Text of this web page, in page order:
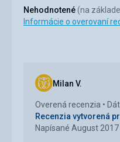
Nehodnotené (na
Informácie o overovaní
Milan V.
Overená recenzia
Recenzia vytvorená
Napísané August 2017